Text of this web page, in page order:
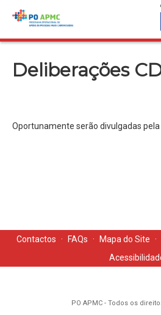
Saltar para o conteúdo
Deliberações
Oportunamente serão divulgadas pela
Contactos · FAQs · Mapa do Site ·
PO APMC - Todos os